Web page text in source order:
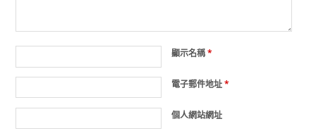
顯示名稱*
電子郵件地址*
個人網站網址